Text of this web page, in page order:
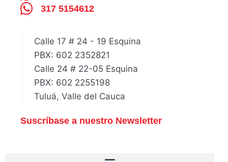
317 5154612
Calle 17 # 24 - 19 Esquina
PBX: 602 2352821
Calle 24 # 22-05 Esquina
PBX: 602 2255198
Tuluá, Valle del Cauca
Suscríbase a nuestro Newsletter